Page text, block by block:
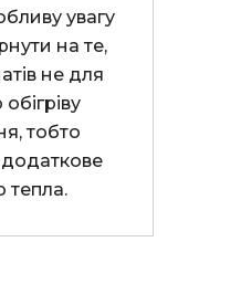
увагу
на те,
не для
тобто
тепла.